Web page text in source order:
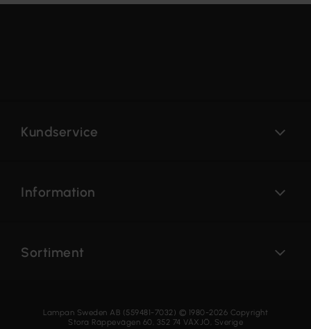
Kundservice
Information
Sortiment
Lampan Sweden AB (559481-7032) © 1980-2026 Copyright
Stora Räppevägen 60, 352 74 VÄXJÖ, Sverige